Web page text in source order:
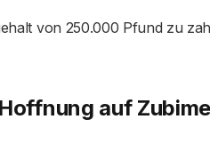
von 250.000 Pfund zu
auf